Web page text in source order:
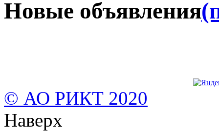
Новые объявления
© АО РИКТ 2020
Наверх